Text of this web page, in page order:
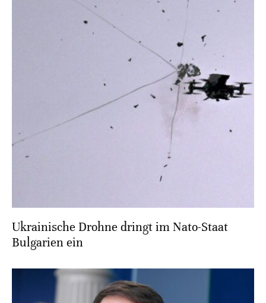
Ukrainische Drohne dringt im Nato-Staat
Bulgarien ein